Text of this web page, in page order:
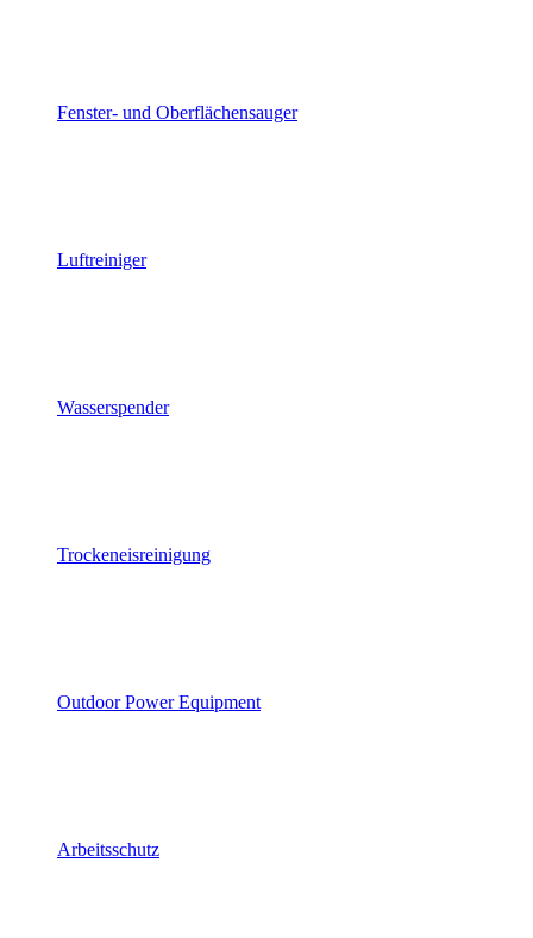
Fenster- und Oberflächensauger
Luftreiniger
Wasserspender
Trockeneisreinigung
Outdoor Power Equipment
Arbeitsschutz